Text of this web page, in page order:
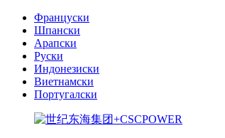
Француски
Шпански
Арапски
Руски
Индонезиски
Виетнамски
Португалски